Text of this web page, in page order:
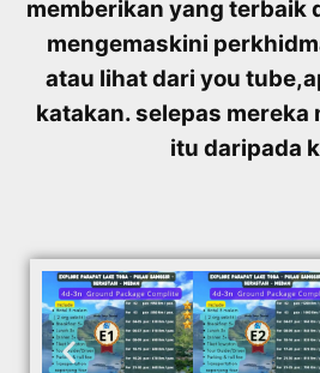
memberikan yang terbaik
mengemaskini
atau lihat dari you tube,
katakan. selepas mereka
itu daripada